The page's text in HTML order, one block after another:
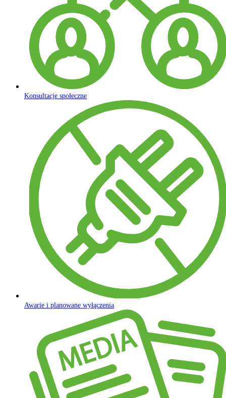
Konsultacje społeczne
Awarie i planowane wyłączenia